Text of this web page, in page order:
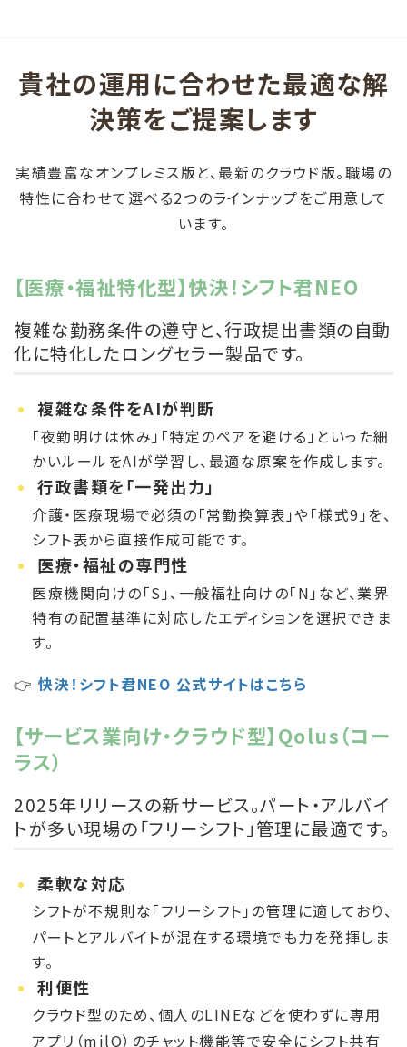
貴社の運用に合わせた最適な解
決策をご提案します
実績豊富なオンプレミス版と、最新のクラウド版。職場の
特性に合わせて選べる2つのラインナップをご用意して
います。
【医療・福祉特化型】快決！シフト君NEO
複雑な勤務条件の遵守と、行政提出書類の自動
化に特化したロングセラー製品です。
複雑な条件をAIが判断
「夜勤明けは休み」「特定のペアを避ける」といった細
かいルールをAIが学習し、最適な原案を作成します。
行政書類を「一発出力」
介護・医療現場で必須の「常勤換算表」や「様式9」を、
シフト表から直接作成可能です。
医療・福祉の専門性
医療機関向けの「S」、一般福祉向けの「N」など、業界
特有の配置基準に対応したエディションを選択できま
す。
👉 快決！シフト君NEO 公式サイトはこちら
【サービス業向け・クラウド型】Qolus（コー
ラス）
2025年リリースの新サービス。パート・アルバイ
トが多い現場の「フリーシフト」管理に最適です。
柔軟な対応
シフトが不規則な「フリーシフト」の管理に適しており、
パートとアルバイトが混在する環境でも力を発揮しま
す。
利便性
クラウド型のため、個人のLINEなどを使わずに専用
アプリ（milQ）のチャット機能等で安全にシフト共有